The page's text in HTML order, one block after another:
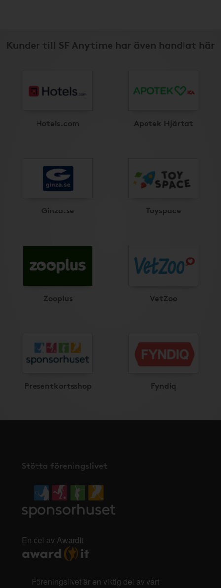
Kunder till SF Anytime har även handlat här
Hotels.com Apotek Hjärtat
Ginza.se Toyspace
Zooplus VetZoo
Presentkortsshop Fyndiq
Stötta föreningslivet
En del av AwardIt
Föreningslivet är en viktig del av vårt